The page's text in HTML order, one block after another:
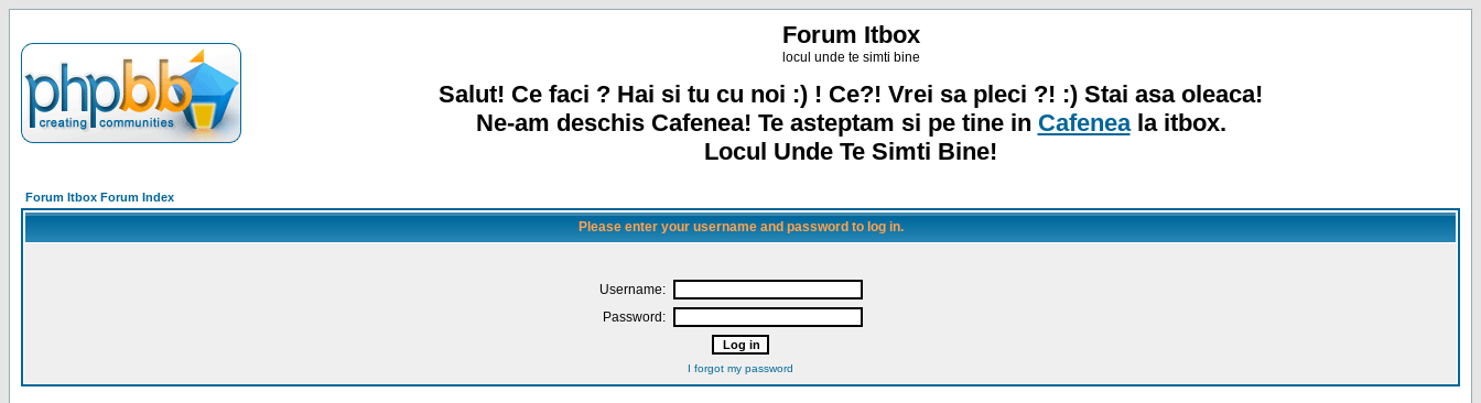
Forum Itbox
locul unde te simti bine
Salut! Ce faci ? Hai si tu cu noi :) ! Ce?! Vrei sa pleci ?! :) Stai asa oleaca!
Ne-am deschis Cafenea! Te asteptam si pe tine in Cafeneala itbox.
Locul Unde Te Simti Bine!
Forum Itbox Forum Index
Please enter your username and password to log in.
Username:
Password:
I forgot my password